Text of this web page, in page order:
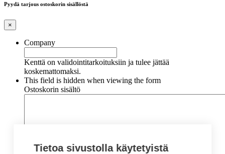
Pyydä tarjous ostoskorin sisällöstä
×
Company
Kenttä on validointitarkoituksiin ja tulee jättää
koskemattomaksi.
This field is hidden when viewing the form
Ostoskorin sisältö
Tietoa sivustolla käytetyistä